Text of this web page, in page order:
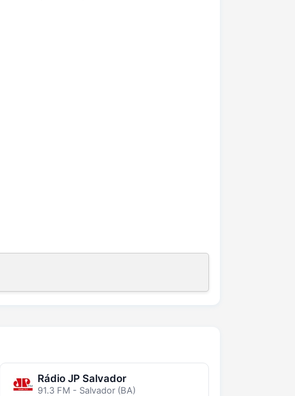
Rádio JP Salvador
91.3 FM - Salvador (BA)